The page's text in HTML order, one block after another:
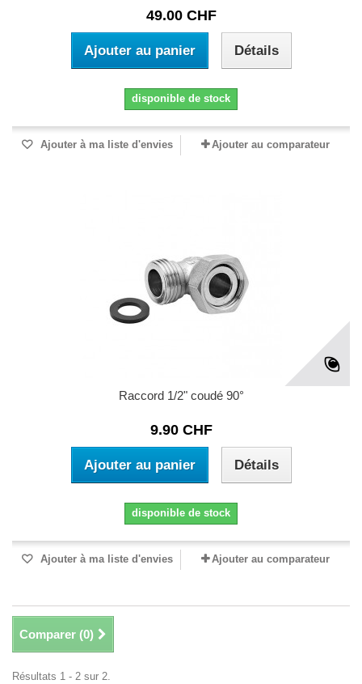
49.00 CHF
Ajouter au panier Détails
disponible de stock
Ajouter à ma liste d'envies Ajouter au comparateur
Raccord 1/2" coudé 90°
9.90 CHF
Ajouter au panier Détails
disponible de stock
Ajouter à ma liste d'envies Ajouter au comparateur
Comparer (0)
Résultats 1 - 2 sur 2.